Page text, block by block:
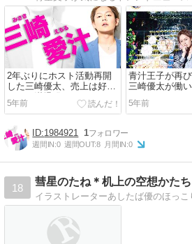
2年ぶりにホスト活動再開
した三崎優太、売上は好調
だが不満爆発？
5年前
青汁王子が再び
三崎優太が働
はどこ？
5年前
1984921 1
週間IN:0 週間OUT:8 月間IN:0
18
彗星のたね＊机上の空想かた
イラストレーターあしたば優のほっ